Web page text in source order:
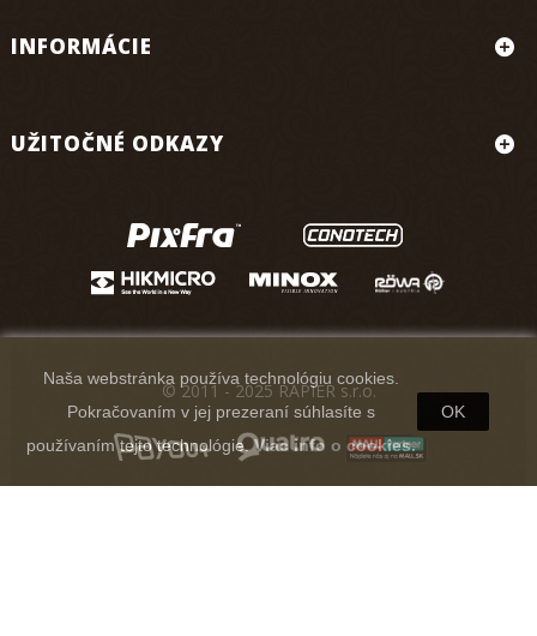
INFORMÁCIE
UŽITOČNÉ ODKAZY
Naša webstránka používa technológiu cookies.
Pokračovaním v jej prezeraní súhlasíte s
používaním tejto technológie.Viac info o cookies.
OK
© 2011 - 2025 RAPIER s.r.o.